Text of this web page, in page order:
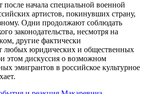
после начала специальной военной
артистов, покинувших страну,
Одни продолжают соблюдать
законодательства, несмотря на
другие фактически
любых юридических и общественных
этом дискуссия о возможном
эмигрантов в российское культурное